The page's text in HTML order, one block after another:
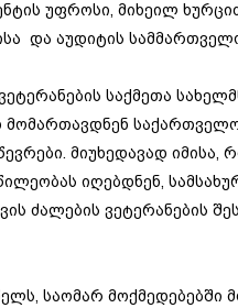
უფროსი, მიხეილ
და აუდიტის
საქმეთა
მიუხედავად
იღებდნენ,
ძალების ვეტერანების
საომარ